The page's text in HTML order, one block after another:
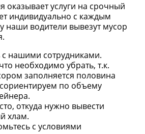
услуги на срочный
индивидуально с каждым
наши водители вывезут мусор
с нашими сотрудниками.
необходимо убрать, т.к.
заполняется половина
по объему
откуда нужно вывести
хлам.
с условиями